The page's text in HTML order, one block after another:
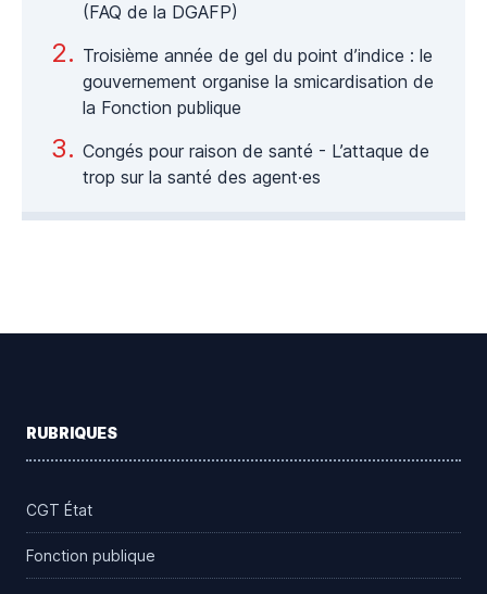
(FAQ de la DGAFP)
Troisième année de gel du point d’indice : le
gouvernement organise la smicardisation de
la Fonction publique
Congés pour raison de santé - L’attaque de
trop sur la santé des agent·es
RUBRIQUES
CGT État
Fonction publique